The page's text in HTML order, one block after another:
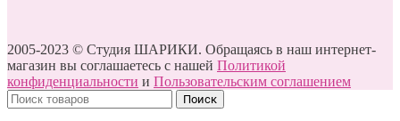
2005-2023 © Студия ШАРИКИ. Обращаясь в наш интернет-
магазин вы соглашаетесь с нашей Политикой
конфиденциальности и Пользовательским соглашением
Поиск